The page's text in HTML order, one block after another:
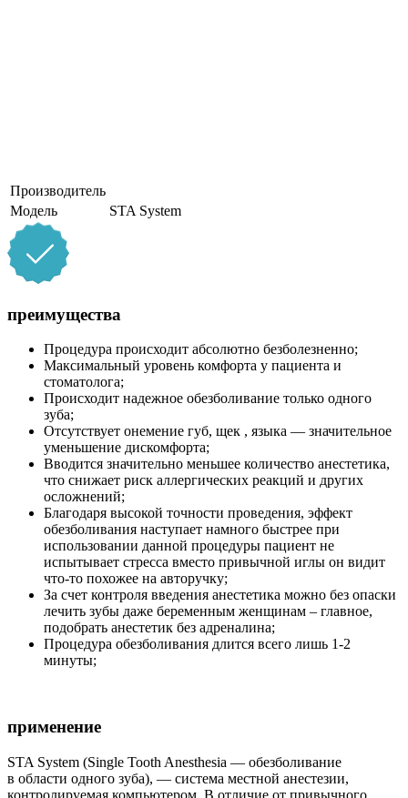
Производитель
Модель
STA System
преимущества
Процедура происходит абсолютно безболезненно;
Максимальный уровень комфорта у пациента и
стоматолога;
Происходит надежное обезболивание только одного
зуба;
Отсутствует онемение губ, щек , языка — значительное
уменьшение дискомфорта;
Вводится значительно меньшее количество анестетика,
что снижает риск аллергических реакций и других
осложнений;
Благодаря высокой точности проведения, эффект
обезболивания наступает намного быстрее при
использовании данной процедуры пациент не
испытывает стресса вместо привычной иглы он видит
что-то похожее на авторучку;
За счет контроля введения анестетика можно без опаски
лечить зубы даже беременным женщинам – главное,
подобрать анестетик без адреналина;
Процедура обезболивания длится всего лишь 1-2
минуты;
применение
STA System (Single Tooth Anesthesia — обезболивание
в области одного зуба), — система местной анестезии,
контролируемая компьютером. В отличие от привычного